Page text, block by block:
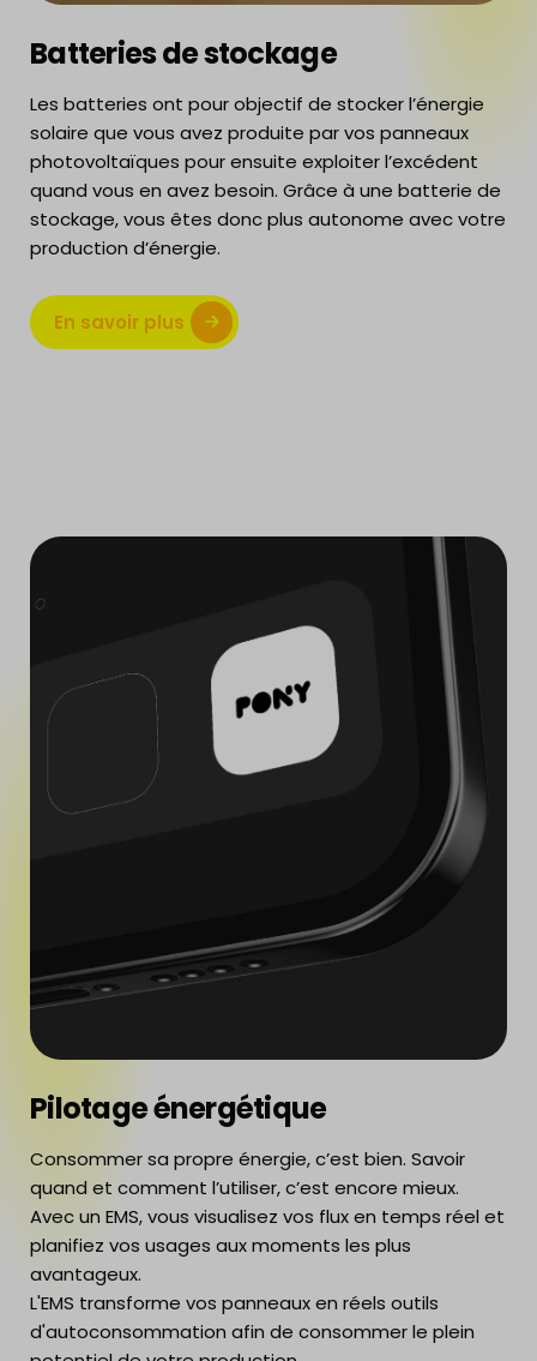
Batteries de stockage
Les batteries ont pour objectif de stocker l’énergie
solaire que vous avez produite par vos panneaux
photovoltaïques pour ensuite exploiter l’excédent
quand vous en avez besoin. Grâce à une batterie de
stockage, vous êtes donc plus autonome avec votre
production d’énergie.
En savoir plus
Pilotage énergétique
Consommer sa propre énergie, c’est bien. Savoir
quand et comment l’utiliser, c’est encore mieux.
Avec un EMS, vous visualisez vos flux en temps réel et
planifiez vos usages aux moments les plus
avantageux.
L'EMS transforme vos panneaux en réels outils
d'autoconsommation afin de consommer le plein